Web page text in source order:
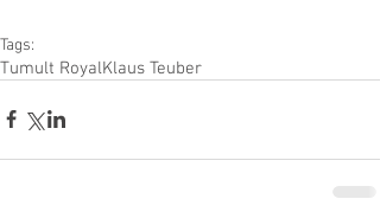
Tags:
Tumult RoyalKlaus Teuber